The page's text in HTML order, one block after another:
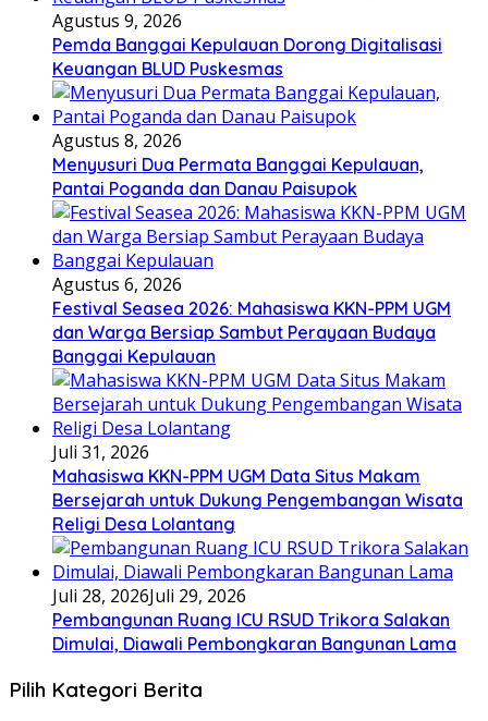
Agustus 9, 2026
Pemda Banggai Kepulauan Dorong Digitalisasi
Keuangan BLUD Puskesmas
Agustus 8, 2026
Menyusuri Dua Permata Banggai Kepulauan,
Pantai Poganda dan Danau Paisupok
Agustus 6, 2026
Festival Seasea 2026: Mahasiswa KKN-PPM UGM
dan Warga Bersiap Sambut Perayaan Budaya
Banggai Kepulauan
Juli 31, 2026
Mahasiswa KKN-PPM UGM Data Situs Makam
Bersejarah untuk Dukung Pengembangan Wisata
Religi Desa Lolantang
Juli 28, 2026Juli 29, 2026
Pembangunan Ruang ICU RSUD Trikora Salakan
Dimulai, Diawali Pembongkaran Bangunan Lama
Pilih Kategori Berita